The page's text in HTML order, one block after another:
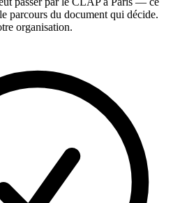
parcours du document qui décide.
organisation.